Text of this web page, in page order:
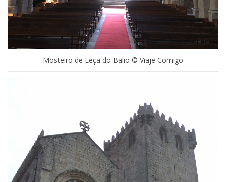
Mosteiro de Leça do Balio © Viaje Comigo